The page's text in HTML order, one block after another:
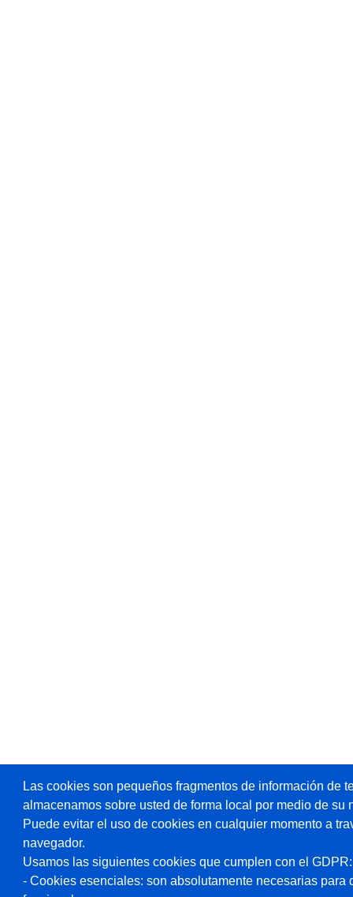
Las cookies son pequeños fragmentos de información de
almacenamos sobre usted de forma local por medio de su
Puede evitar el uso de cookies en cualquier momento a
navegador.
Usamos las siguientes cookies que cumplen con el GDPR:
- Cookies esenciales: son absolutamente necesarias para